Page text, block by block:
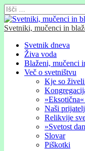
Išči:
Svetniki, mučenci in
Glavni
meni
Skip
content
Svetnik dneva
Živa voda
Blaženi, mučenci
Več o svetništvu
Kje so
Naši
Relikvije
»Svetost
Slovar
Piškotki